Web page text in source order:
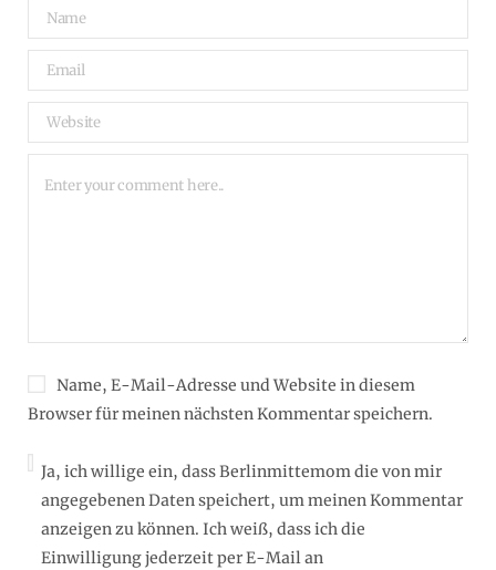
Name, E-Mail-Adresse und Website in diesem
Browser für meinen nächsten Kommentar speichern.
Ja, ich willige ein, dass Berlinmittemom die von mir
angegebenen Daten speichert, um meinen Kommentar
anzeigen zu können. Ich weiß, dass ich die
Einwilligung jederzeit per E-Mail an